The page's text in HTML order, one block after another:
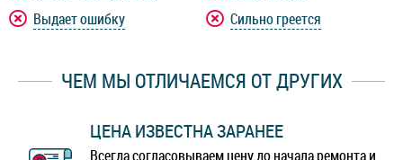
Выдает ошибку
Сильно греется
ЧЕМ МЫ ОТЛИЧАЕМСЯ ОТ ДРУГИХ
ЦЕНА ИЗВЕСТНА ЗАРАНЕЕ
Всегда согласовываем цену до начала ремонта и